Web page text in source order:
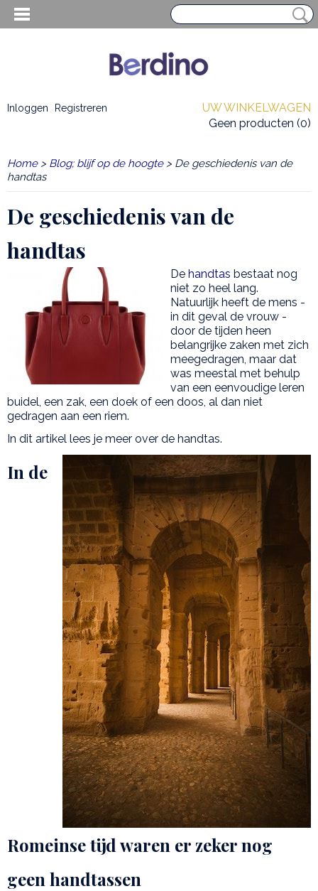
Inloggen Registreren
UW WINKELWAGEN
Geen producten (0)
Home> Blog; blijf op de hoogte> De geschiedenis van de
handtas
De geschiedenis van de
handtas
De handtas bestaat nog
niet zo heel lang.
Natuurlijk heeft de mens -
in dit geval de vrouw -
door de tijden heen
belangrijke zaken met zich
meegedragen, maar dat
was meestal met behulp
van een eenvoudige leren
buidel, een zak, een doek of een doos, al dan niet
gedragen aan een riem.
In dit artikel lees je meer over de handtas.
In de
Romeinse tijd waren er zeker nog
geen handtassen